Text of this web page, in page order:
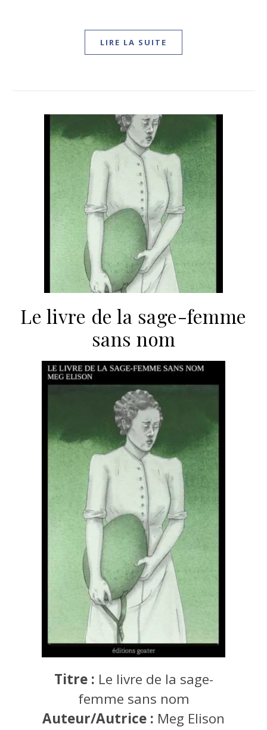
LIRE LA SUITE
Le livre de la sage-femme
sans nom
Titre : Le livre de la sage-
femme sans nom
Auteur/Autrice : Meg Elison